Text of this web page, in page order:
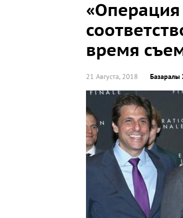
время
21 Августа, 2018 Базаралы